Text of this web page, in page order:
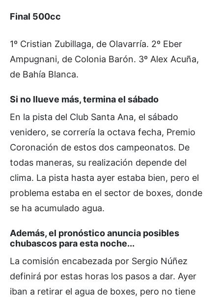
Final 500cc
1º Cristian Zubillaga, de Olavarría. 2º Eber
Ampugnani, de Colonia Barón. 3º Alex Acuña,
de Bahía Blanca.
Si no llueve más, termina el sábado
En la pista del Club Santa Ana, el sábado
venidero, se correría la octava fecha, Premio
Coronación de estos dos campeonatos. De
todas maneras, su realización depende del
clima. La pista hasta ayer estaba bien, pero el
problema estaba en el sector de boxes, donde
se ha acumulado agua.
Además, el pronóstico anuncia posibles
chubascos para esta noche...
La comisión encabezada por Sergio Núñez
definirá por estas horas los pasos a dar. Ayer
iban a retirar el agua de boxes, pero no tiene